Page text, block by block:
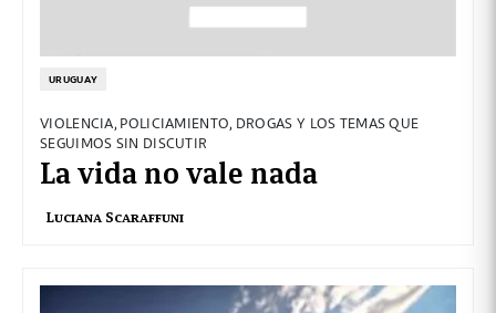
URUGUAY
VIOLENCIA, POLICIAMIENTO, DROGAS Y LOS TEMAS QUE
SEGUIMOS SIN DISCUTIR
La vida no vale nada
Luciana Scaraffuni